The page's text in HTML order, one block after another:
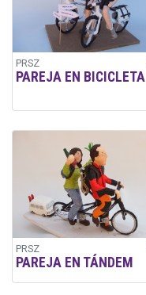
PRSZ
PAREJA EN BICICLETA
PRSZ
PAREJA EN TÁNDEM